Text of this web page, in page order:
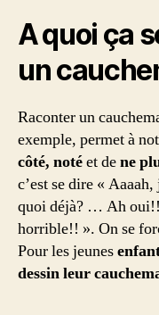
A quoi ça
un
Raconter un
exemple, permet à
côté, notéet dene
c’est se dire «
quoi déjà? … Ah
horrible!! ». On se
Pour les jeunes
dessin leur